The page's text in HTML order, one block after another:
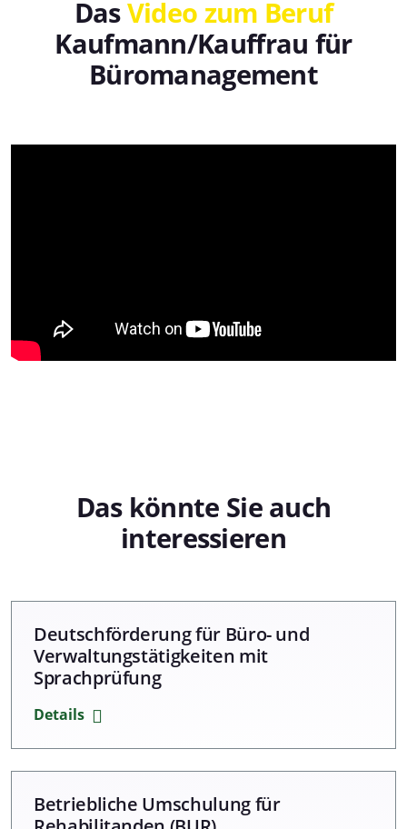
DasVideo zum Beruf
Kaufmann/Kauffrau für
Büromanagement
Das könnte Sie auch
interessieren
Deutschförderung für Büro- und
Verwaltungstätigkeiten mit
Sprachprüfung
Details
Betriebliche Umschulung für